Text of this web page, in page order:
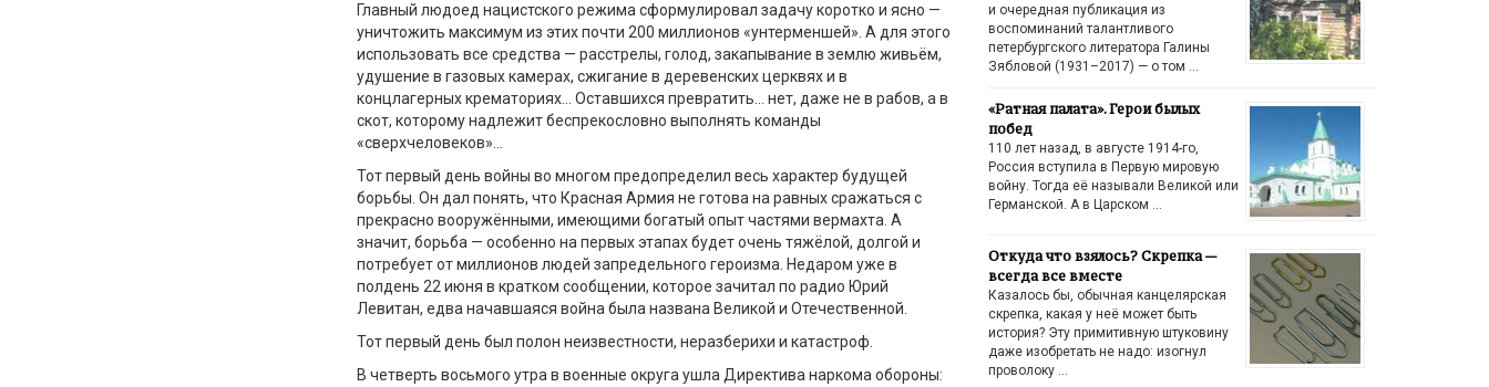
Главный людоед нацистского режима сформулировал задачу коротко и ясно —
уничтожить максимум из этих почти 200 миллионов «унтерменшей». А для этого
использовать все средства — расстрелы, голод, закапывание в землю живьём,
удушение в газовых камерах, сжигание в деревенских церквях и в
концлагерных крематориях… Оставшихся превратить… нет, даже не в рабов, а в
скот, которому надлежит беспрекословно выполнять команды
«сверхчеловеков»…
Тот первый день войны во многом предопределил весь характер будущей
борьбы. Он дал понять, что Красная Армия не готова на равных сражаться с
прекрасно вооружёнными, имеющими богатый опыт частями вермахта. А
значит, борьба — особенно на первых этапах будет очень тяжёлой, долгой и
потребует от миллионов людей запредельного героизма. Недаром уже в
полдень 22 июня в кратком сообщении, которое зачитал по радио Юрий
Левитан, едва начавшаяся война была названа Великой и Отечественной.
Тот первый день был полон неизвестности, неразберихи и катастроф.
В четверть восьмого утра в военные округа ушла Директива наркома обороны:
и очередная публикация из
воспоминаний талантливого
петербургского литератора Галины
Зябловой (1931–2017) — о том …
«Ратная палата». Герои былых
побед
110 лет назад, в августе 1914-го,
Россия вступила в Первую мировую
войну. Тогда её называли Великой или
Германской. А в Царском …
Откуда что взялось? Скрепка —
всегда все вместе
Казалось бы, обычная канцелярская
скрепка, какая у неё может быть
история? Эту примитивную штуковину
даже изобретать не надо: изогнул
проволоку …